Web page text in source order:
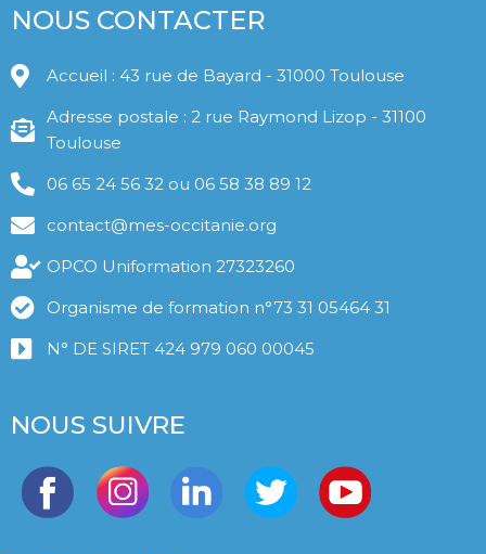
NOUS CONTACTER
Accueil : 43 rue de Bayard - 31000 Toulouse
Adresse postale : 2 rue Raymond Lizop - 31100
Toulouse
06 65 24 56 32 ou 06 58 38 89 12
contact@mes-occitanie.org
OPCO Uniformation 27323260
Organisme de formation n°73 31 05464 31
N° DE SIRET 424 979 060 00045
NOUS SUIVRE